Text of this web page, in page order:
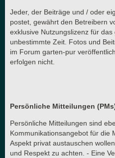
Jeder, der Beiträge und / oder
postet, gewährt den Betreibern
exklusive Nutzungslizenz für
unbestimmte Zeit. Fotos und
im Forum garten-pur
erfolgen nicht.
Persönliche Mitteilungen
Persönliche Mitteilungen sind
Kommunikationsangebot für die
Aspekt privat austauschen
und Respekt zu achten. - Eine